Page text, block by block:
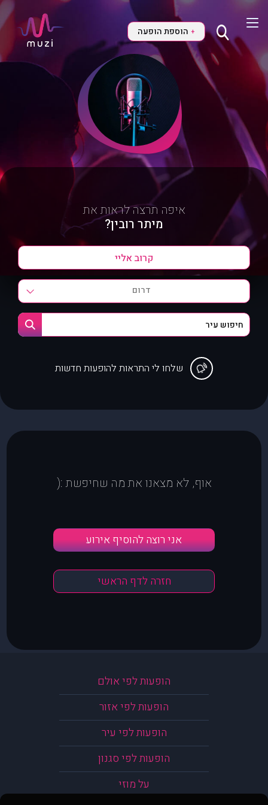
+ הוספת הופעה
איפה תרצה לראות את
מיתר רובין?
דרום
שלחו לי התראות להופעות חדשות
אוף, לא מצאנו את מה שחיפשת :(
אני רוצה להוסיף אירוע
חזרה לדף הראשי
הופעות לפי אולם
הופעות לפי אזור
הופעות לפי עיר
הופעות לפי סגנון
על מוזי